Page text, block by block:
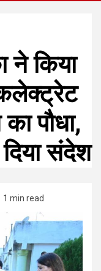
ने किया
कलेक्ट्रेट
पौधा,
दिया संदेश
1 min read